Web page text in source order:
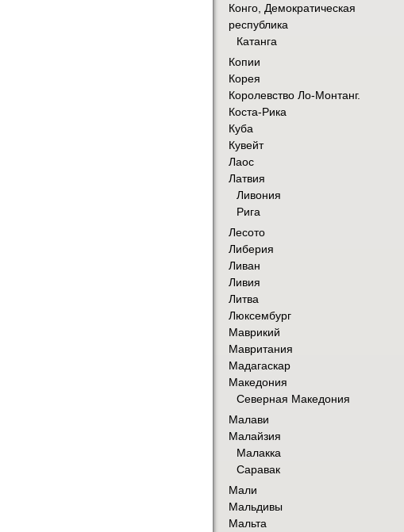
Конго, Демократическая
республика
Катанга
Копии
Корея
Королевство Ло-Монтанг.
Коста-Рика
Куба
Кувейт
Лаос
Латвия
Ливония
Рига
Лесото
Либерия
Ливан
Ливия
Литва
Люксембург
Маврикий
Мавритания
Мадагаскар
Македония
Северная Македония
Малави
Малайзия
Малакка
Саравак
Мали
Мальдивы
Мальта